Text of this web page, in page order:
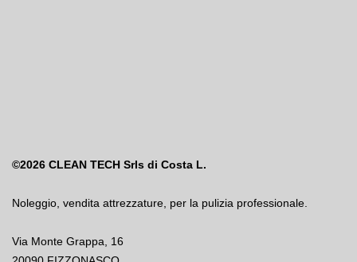
©2026 CLEAN TECH Srls di Costa L.
Noleggio, vendita attrezzature, per la pulizia professionale.
Via Monte Grappa, 16